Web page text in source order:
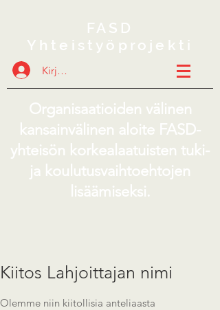
FASD
Yhteistyöprojekti
Kirjaudu
Organisaatioiden välinen
kansainvälinen aloite FASD-
yhteisön korkealaatuisten tuki-
ja koulutusvaihtoehtojen
lisäämiseksi.
Kiitos Lahjoittajan nimi
Olemme niin kiitollisia anteliaasta